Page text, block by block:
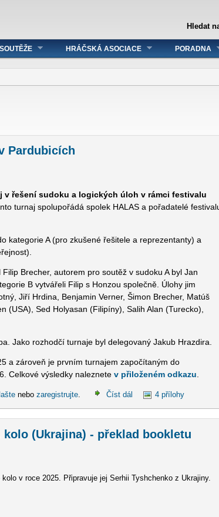
Hledat
HRÁČSKÁ ASOCIACE PORADNA
Pardubicích
v řešení sudoku a logických úloh v rámci festivalu
turnaj spolupořádá spolek HALAS a pořadatelé
kategorie A (pro zkušené řešitele a reprezentanty) a
Brecher, autorem pro soutěž v sudoku A byl Jan
B vytvářeli Filip s Honzou společně. Úlohy jim
Jiří Hrdina, Benjamin Verner, Šimon Brecher, Matúš
(USA), Sed Holyasan (Filipíny), Salih Alan (Turecko),
Jako rozhodčí turnaje byl delegovaný Jakub Hrazdira.
a zároveň je prvním turnajem započítaným do
Celkové výsledky naleznetev přiloženém odkazu
nebozaregistrujte Číst dál 4 přílohy
kolo (Ukrajina) - překlad bookletu
v roce 2025. Připravuje jej Serhii Tyshchenko z Ukrajiny.